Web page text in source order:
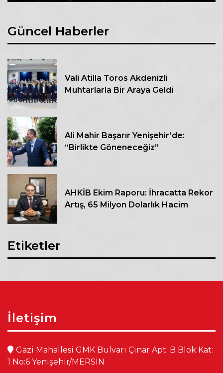
Güncel Haberler
Vali Atilla Toros Akdenizli
Muhtarlarla Bir Araya Geldi
Ali Mahir Başarır Yenişehir’de:
“Birlikte Göneneceğiz”
AHKİB Ekim Raporu: İhracatta Rekor
Artış, 65 Milyon Dolarlık Hacim
Etiketler
İletişim
Gazi Mahallesi GMK Bulvarı Çınar Apt. B Blok Kat:
1 No:6 Yenişehir/MERSİN